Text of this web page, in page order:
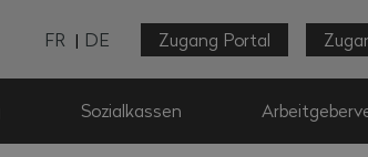
FR DE Zugang Portal
Sozialkassen